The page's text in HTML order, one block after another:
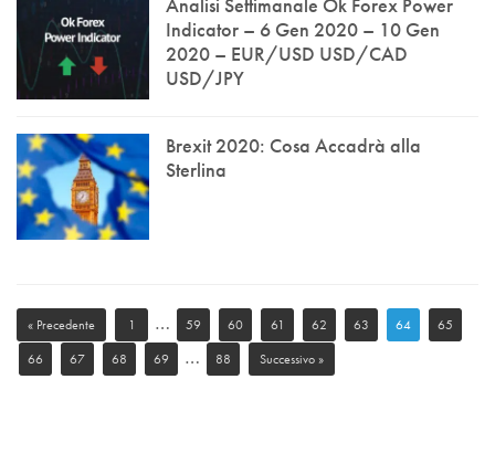
Indicator – 6 Gen 2020 – 10 Gen
2020 – EUR/USD USD/CAD
USD/JPY
Brexit 2020: Cosa Accadrà alla
Sterlina
« Precedente 1 … 59 60 61 62 63 64
65
66
67 68 69 … 88 Successivo »